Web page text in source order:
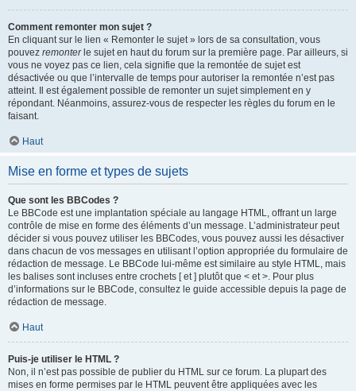
Comment remonter mon sujet ?
En cliquant sur le lien « Remonter le sujet » lors de sa consultation, vous
pouvez remonterle sujet en haut du forum sur la première page. Par ailleurs, si
vous ne voyez pas ce lien, cela signifie que la remontée de sujet est
désactivée ou que l’intervalle de temps pour autoriser la remontée n’est pas
atteint. Il est également possible de remonter un sujet simplement en y
répondant. Néanmoins, assurez-vous de respecter les règles du forum en le
faisant.
Haut
Mise en forme et types de sujets
Que sont les BBCodes ?
Le BBCode est une implantation spéciale au langage HTML, offrant un large
contrôle de mise en forme des éléments d’un message. L’administrateur peut
décider si vous pouvez utiliser les BBCodes, vous pouvez aussi les désactiver
dans chacun de vos messages en utilisant l’option appropriée du formulaire de
rédaction de message. Le BBCode lui-même est similaire au style HTML, mais
les balises sont incluses entre crochets [ et ] plutôt que < et >. Pour plus
d’informations sur le BBCode, consultez le guide accessible depuis la page de
rédaction de message.
Haut
Puis-je utiliser le HTML ?
Non, il n’est pas possible de publier du HTML sur ce forum. La plupart des
mises en forme permises par le HTML peuvent être appliquées avec les